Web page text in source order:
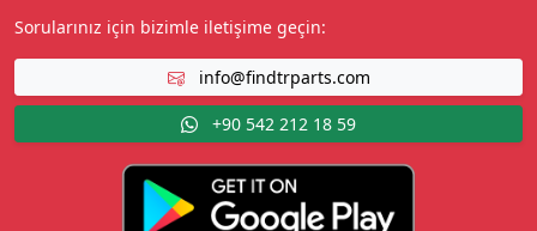
Sorularınız için bizimle iletişime geçin:
info@findtrparts.com
+90 542 212 18 59